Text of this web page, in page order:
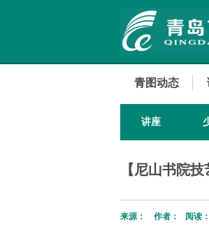
青图动态
讲座
【尼山书院
来源： 作者： 阅读：